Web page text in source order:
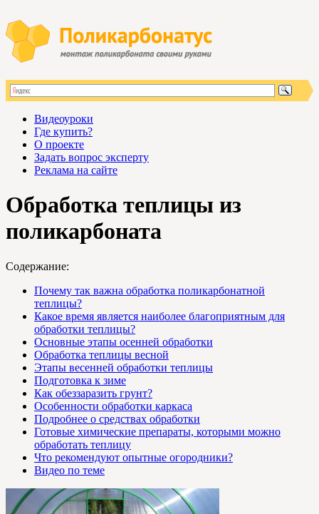
Видеоуроки
Где купить?
О проекте
Задать вопрос эксперту
Реклама на сайте
Обработка теплицы из
поликарбоната
Содержание:
Почему так важна обработка поликарбонатной
теплицы?
Какое время является наиболее благоприятным для
обработки теплицы?
Основные этапы осенней обработки
Обработка теплицы весной
Этапы весенней обработки теплицы
Подготовка к зиме
Как обеззаразить грунт?
Особенности обработки каркаса
Подробнее о средствах обработки
Готовые химические препараты, которыми можно
обработать теплицу
Что рекомендуют опытные огородники?
Видео по теме